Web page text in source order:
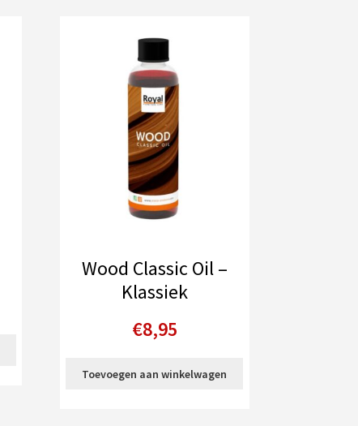
Wood Classic Oil –
Klassiek
€8,95
Toevoegen aan winkelwagen